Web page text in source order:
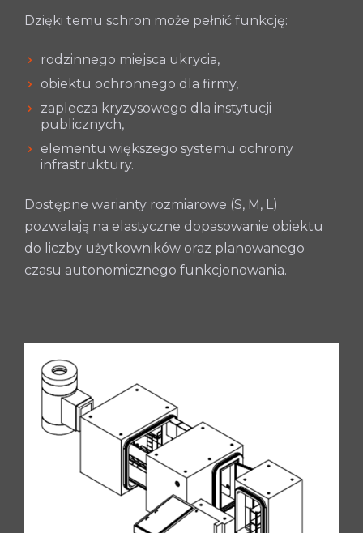
Dzięki temu schron może pełnić funkcję:
rodzinnego miejsca ukrycia,
obiektu ochronnego dla firmy,
zaplecza kryzysowego dla instytucji
publicznych,
elementu większego systemu ochrony
infrastruktury.
Dostępne warianty rozmiarowe (S, M, L)
pozwalają na elastyczne dopasowanie obiektu
do liczby użytkowników oraz planowanego
czasu autonomicznego funkcjonowania.